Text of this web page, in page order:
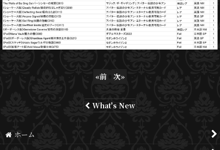
«前 次»
What's New
ホーム